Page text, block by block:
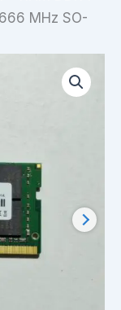
MHz SO-